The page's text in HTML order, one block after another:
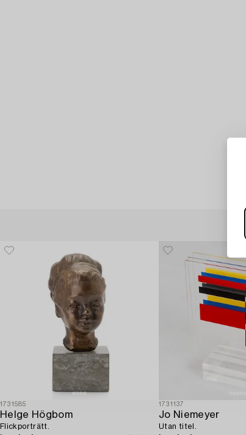
1731585
Helge Högbom
Flickporträtt.
1731137
Jo Niemeyer
Utan titel.